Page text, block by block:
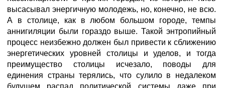
высасывал энергичную молодежь, но, конечно, не всю.
А в столице, как в любом большом городе, темпы
аннигиляции были гораздо выше. Такой энтропийный
процесс неизбежно должен был привести к сближению
энергетических уровней столицы и уделов, и тогда
преимущество столицы исчезало, поводы для
единения страны терялись, что сулило в недалеком
будущем распад политической системы даже при